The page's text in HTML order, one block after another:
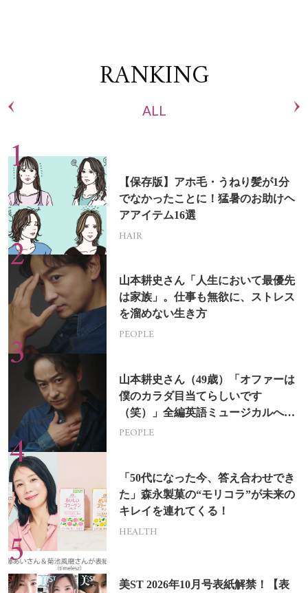
RANKING
ALL
【保存版】アホ毛・うねり髪が1分
でなかったことに！猛暑のお助けヘ
アアイテム16選
HAIR
山本耕史さん「人生において最優先
は家族」。仕事も無欲に、ストレス
を溜めない生き方
PEOPLE
山本耕史さん（49歳）「オファーは
僕のカラダ目当てらしいです
（笑）」全編英語ミュージカルへの
挑戦
PEOPLE
「50代になった今、答え合わせでき
た」森永製菓の“モリコラ”が未来の
キレイを連れてくる！
HEALTH
美ST 2026年10月号表紙解禁！【表